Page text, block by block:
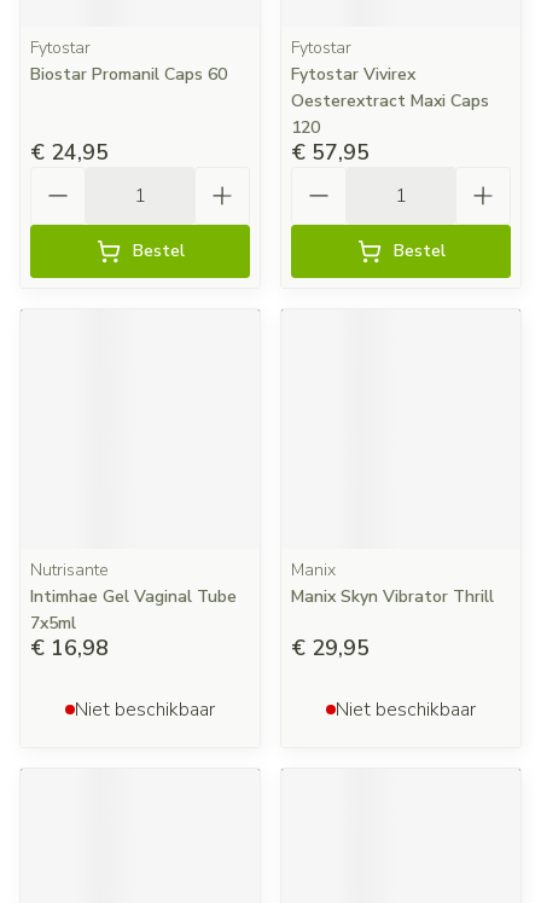
Fytostar
Biostar Promanil Caps 60
€ 24,95
Bestel
Fytostar
Fytostar Vivirex
Oesterextract Maxi Caps
120
€ 57,95
Bestel
Nutrisante
Intimhae Gel Vaginal Tube
7x5ml
€ 16,98
Niet beschikbaar
Manix
Manix Skyn Vibrator Thrill
€ 29,95
Niet beschikbaar